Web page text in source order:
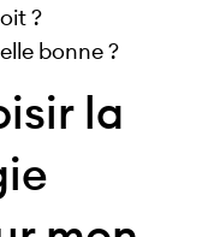
?
bonne ?
la